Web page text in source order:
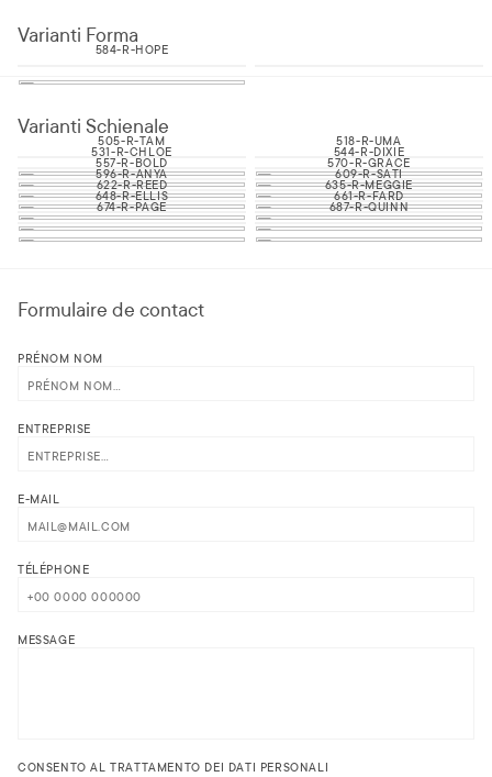
Varianti Forma
584-R-HOPE
Varianti Schienale
505-R-TAM 518-R-UMA
531-R-CHLOE 544-R-DIXIE
557-R-BOLD 570-R-GRACE
596-R-ANYA 609-R-SATI
622-R-REED 635-R-MEGGIE
648-R-ELLIS 661-R-FARD
674-R-PAGE 687-R-QUINN
Formulaire de contact
PRÉNOM NOM
ENTREPRISE
E-MAIL
TÉLÉPHONE
MESSAGE
CONSENTO AL TRATTAMENTO DEI DATI PERSONALI